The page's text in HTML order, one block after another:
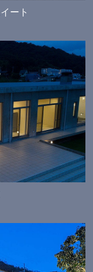
ート